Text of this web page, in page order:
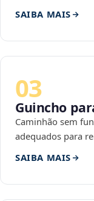
SAIBA MAIS
03
Guincho
Caminhão sem
adequados para
SAIBA MAIS